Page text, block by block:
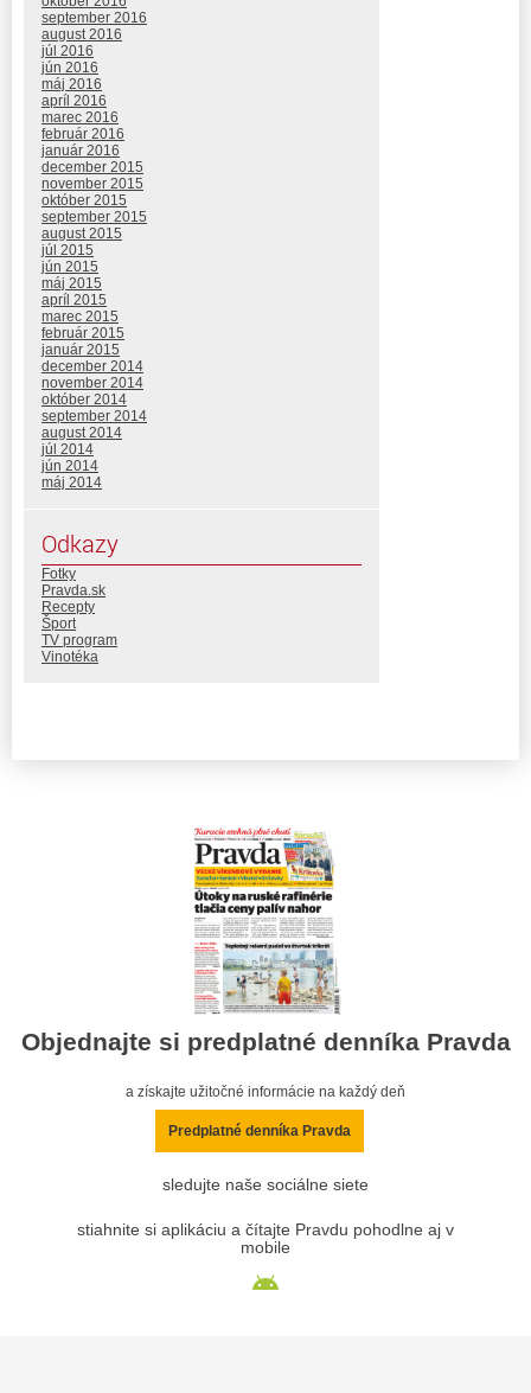
september 2016
august 2016
júl 2016
jún 2016
máj 2016
apríl 2016
marec 2016
február 2016
január 2016
december 2015
november 2015
október 2015
september 2015
august 2015
júl 2015
jún 2015
máj 2015
apríl 2015
marec 2015
február 2015
január 2015
december 2014
november 2014
október 2014
september 2014
august 2014
júl 2014
jún 2014
máj 2014
Odkazy
Fotky
Pravda.sk
Recepty
Šport
TV program
Vinotéka
Objednajte si predplatné denníka Pravda
a získajte užitočné informácie na každý deň
Predplatné denníka Pravda
sledujte naše sociálne siete
stiahnite si aplikáciu a čítajte Pravdu pohodlne aj v
mobile